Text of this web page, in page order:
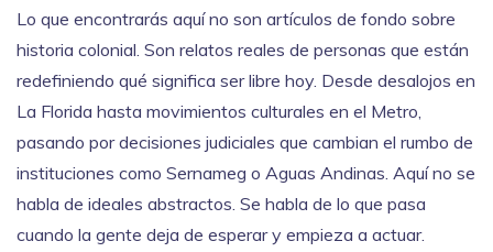
Lo que encontrarás aquí no son artículos de fondo sobre
historia colonial. Son relatos reales de personas que están
redefiniendo qué significa ser libre hoy. Desde desalojos en
La Florida hasta movimientos culturales en el Metro,
pasando por decisiones judiciales que cambian el rumbo de
instituciones como Sernameg o Aguas Andinas. Aquí no se
habla de ideales abstractos. Se habla de lo que pasa
cuando la gente deja de esperar y empieza a actuar.